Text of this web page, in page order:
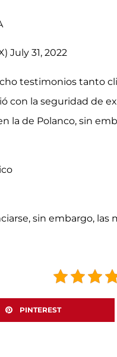
July 31, 2022
testimonios tanto
con la seguridad de
la de Polanco, sin
sin embargo, las
PINTEREST